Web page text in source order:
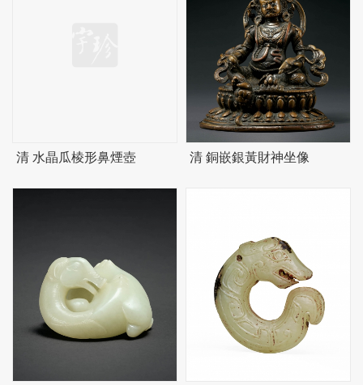
清 水晶瓜棱形鼻煙壺 清 銅嵌銀黃財神坐像